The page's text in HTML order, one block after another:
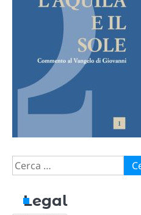
Ricerca
per:
Legal